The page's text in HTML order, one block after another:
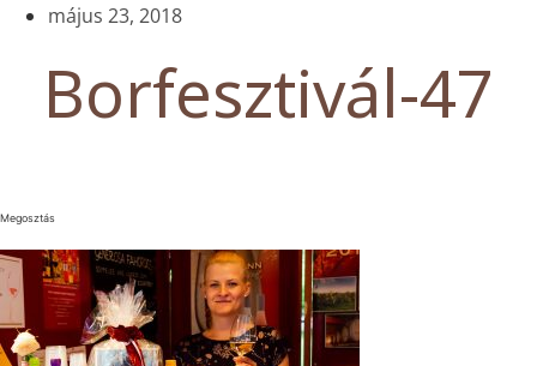
május 23, 2018
Borfesztivál-47
Megosztás